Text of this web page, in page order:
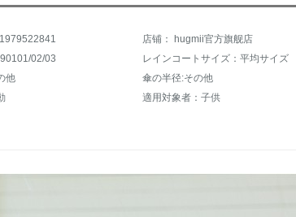
店铺： hugmii官方旗舰店
02/03
レインコートサイズ：平均サイズ
他
傘の半径:その他
適用対象者：子供